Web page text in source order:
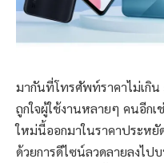
มากันที่โทรศัพท์ราคาไม่เกิ
ถูกใจผู้ใช้งานหลายๆ คนอีก
ใหม่นี้ออกมาในราคาประห
ด้วยการดีไซน์ลวดลายลงไ